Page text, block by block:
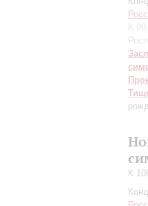
К
К